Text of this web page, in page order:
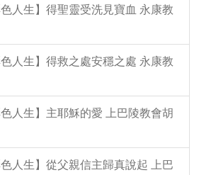
人生】得聖靈受洗見寶血 永康教
人生】得救之處安穩之處 永康教
人生】主耶穌的愛 上巴陵教會胡
人生】從父親信主歸真說起 上巴